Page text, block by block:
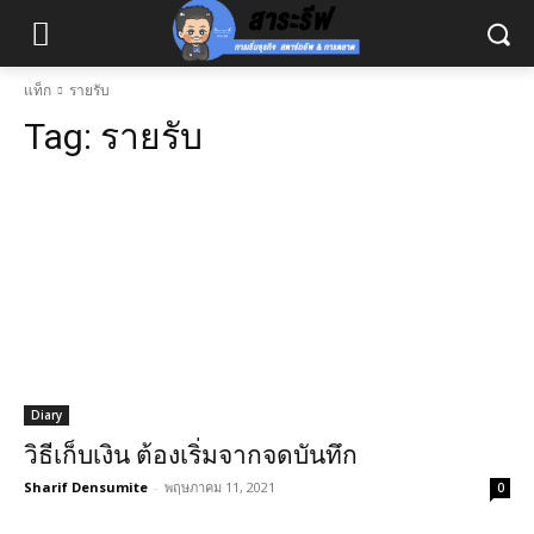
แท็ก รายรับ
Tag: รายรับ
Diary
วิธีเก็บเงิน ต้องเริ่มจากจดบันทึก
Sharif Densumite - พฤษภาคม 11, 2021 0